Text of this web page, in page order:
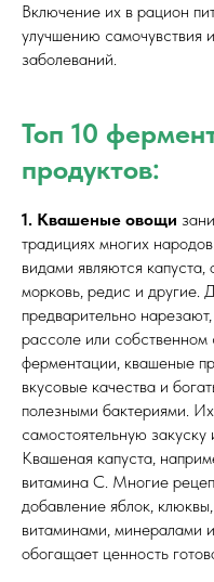
Включение их в рацион
улучшению самочувствия
заболеваний.
Топ 10
продуктов:
1. Квашеные овощи
традициях многих
видами являются
морковь, редис и другие.
предварительно
рассоле или собственном
ферментации, квашеные
вкусовые качества и
полезными бактериями.
самостоятельную
Квашеная капуста,
витамина C. Многие
добавление яблок,
витаминами, минералами
обогащает ценность